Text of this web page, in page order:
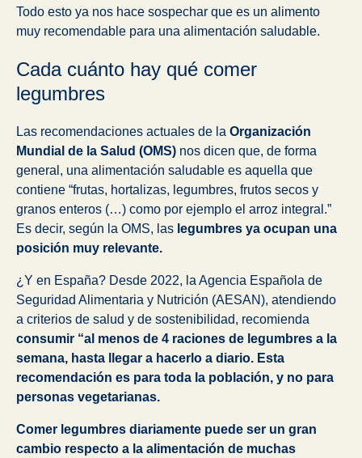
Todo esto ya nos hace sospechar que es un alimento
muy recomendable para una alimentación saludable.
Cada cuánto hay qué comer
legumbres
Las recomendaciones actuales de la Organización
Mundial de la Salud (OMS) nos dicen que, de forma
general, una alimentación saludable es aquella que
contiene “frutas, hortalizas, legumbres, frutos secos y
granos enteros (…) como por ejemplo el arroz integral.”
Es decir, según la OMS, las legumbres ya ocupan una
posición muy relevante.
¿Y en España? Desde 2022, la Agencia Española de
Seguridad Alimentaria y Nutrición (AESAN), atendiendo
a criterios de salud y de sostenibilidad, recomienda
consumir “al menos de 4 raciones de legumbres a la
semana, hasta llegar a hacerlo a diario. Esta
recomendación es para toda la población, y no para
personas vegetarianas.
Comer legumbres diariamente puede ser un gran
cambio respecto a la alimentación de muchas